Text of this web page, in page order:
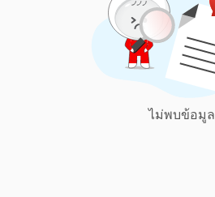
ไม่พบข้อมูล